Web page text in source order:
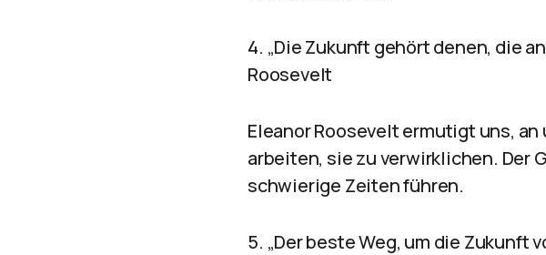
4. „Die Zukunft gehört denen, die
Roosevelt
Eleanor Roosevelt ermutigt uns,
arbeiten, sie zu verwirklichen. Der
schwierige Zeiten führen.
5. „Der beste Weg, um die Zukunft